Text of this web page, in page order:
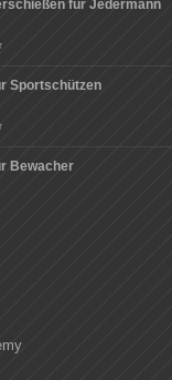
für Jedermann
Sportschützen
Bewacher